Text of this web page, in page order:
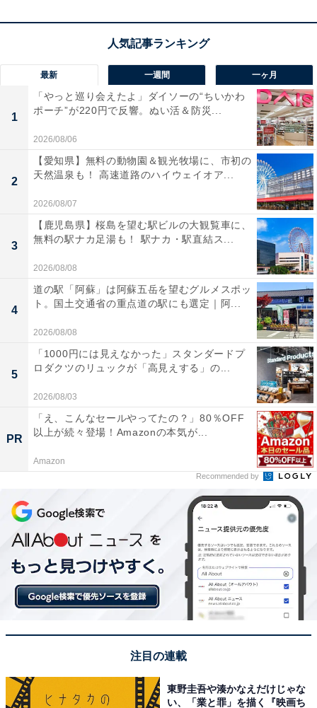
メインノズルのブラシ、延長管もチェック
それでも改善しない場合は、メインノズルの詰まりなど
をチェックしましょう。特にモーターでノズルのブラシ
が回転するモデルの場合、紙やプラスチック、ビニール
などの大きめのゴミが詰まってブラシが回転しなくなっ
てしまうと、清掃力や吸引力が大幅に低下してしまいま
す。メインノズルからブラシを取り外して、ゴミやホコ
リが詰まっていないかチェックしましょう。もし詰まっ
ている場合は取り除いて、うまく回転するかどうかを確
認してください。
そのほか、延長管やホースなども同様です。大きめのゴ
ミが詰まってしまうと吸引力が低下するため、詰まって
いないか目視などで確認してください。詰まっている場
合は取り除きましょう。
最新 一週間 一ヶ月
1
「やっと巡り会えたよ」ダイソーの“ちいかわ
ポーチ”が220円で反響。ぬい活＆防災...
2026/08/06
2
【愛知県】無料の動物園＆観光牧場に、市初の
天然温泉も！ 高速道路のハイウェイオア...
2026/08/07
3
【鹿児島県】桜島を望む駅ビルの大観覧車に、
無料の駅ナカ足湯も！ 駅ナカ・駅直結ス...
2026/08/08
4
道の駅「阿蘇」は阿蘇五岳を望むグルメスポッ
ト。国土交通省の重点道の駅にも選定｜阿...
2026/08/08
5
「1000円には見えなかった」スタンダードプ
ロダクツのリュックが「高見えする」の...
2026/08/03
PR
「え、こんなセールやってたの？」80％OFF
以上が続々登場！Amazonの本気が...
Amazon
Recommended by
注目の連載
東野圭吾や湊かなえだけじゃな
い、「業と罪」を描く『映画ち